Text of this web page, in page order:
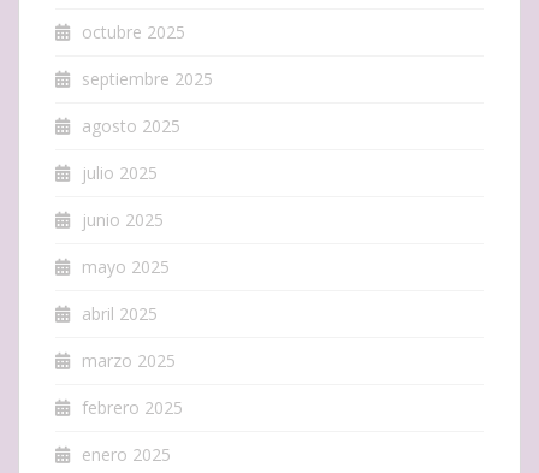
octubre 2025
septiembre 2025
agosto 2025
julio 2025
junio 2025
mayo 2025
abril 2025
marzo 2025
febrero 2025
enero 2025